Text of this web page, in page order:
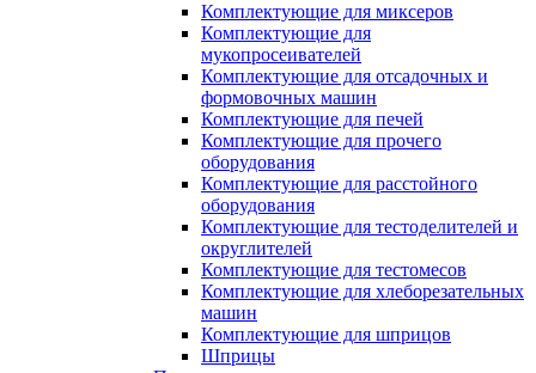
Комплектующие для миксеров
Комплектующие для
мукопросеивателей
Комплектующие для отсадочных и
формовочных машин
Комплектующие для печей
Комплектующие для прочего
оборудования
Комплектующие для расстойного
оборудования
Комплектующие для тестоделителей и
округлителей
Комплектующие для тестомесов
Комплектующие для хлеборезательных
машин
Комплектующие для шприцов
Шприцы